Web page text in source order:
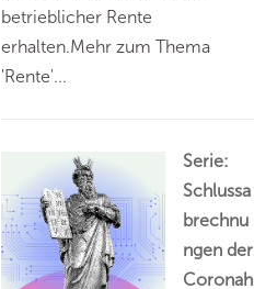
betrieblicher Rente
erhalten.Mehr zum Thema
'Rente'...
Serie:
Schlussa
brechnu
ngen der
Coronah